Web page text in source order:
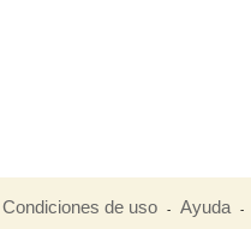
Condiciones de uso - Ayuda -